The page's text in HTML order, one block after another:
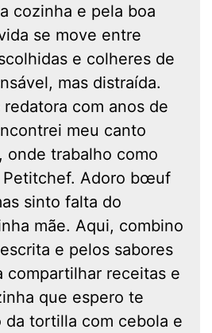
cozinha e pela boa
se move entre
e colheres de
mas distraída.
com anos de
meu canto
onde trabalho como
Petitchef. Adoro bœuf
sinto falta do
mãe. Aqui, combino
e pelos sabores
compartilhar receitas e
que espero te
da tortilla com cebola e